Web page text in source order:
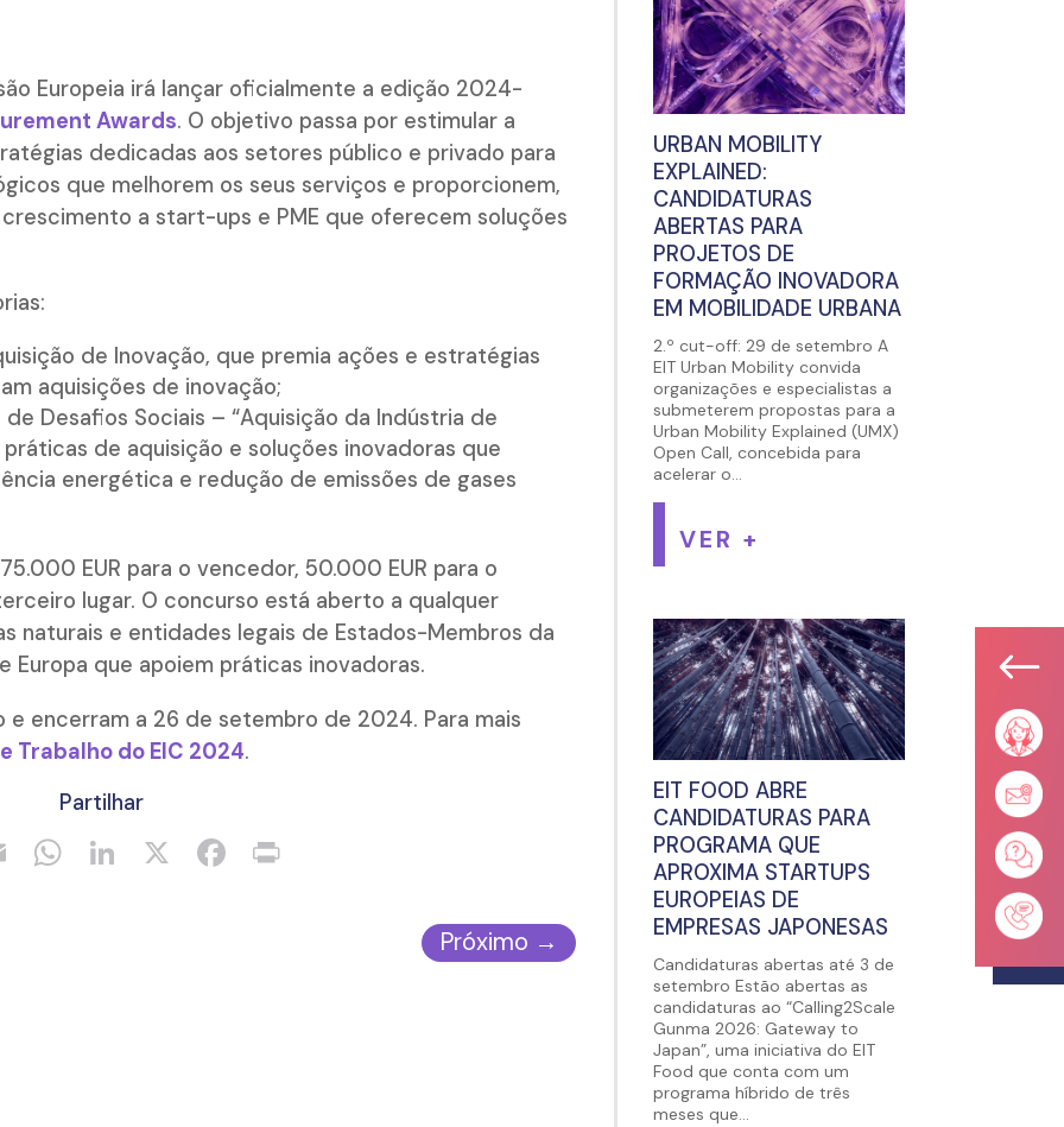
Europeia irá lançar oficialmente a edição 2024-
Awards. O objetivo passa por estimular a
dedicadas aos setores público e privado para
que melhorem os seus serviços e proporcionem,
a start-ups e PME que oferecem soluções
de Inovação, que premia ações e estratégias
aquisições de inovação;
Desafios Sociais – “Aquisição da Indústria de
de aquisição e soluções inovadoras que
energética e redução de emissões de gases
EUR para o vencedor, 50.000 EUR para o
lugar. O concurso está aberto a qualquer
naturais e entidades legais de Estados-Membros da
Europa que apoiem práticas inovadoras.
e encerram a 26 de setembro de 2024. Para mais
Trabalho do EIC 2024.
Partilhar
Próximo →
URBAN MOBILITY
EXPLAINED:
CANDIDATURAS
ABERTAS PARA
PROJETOS DE
FORMAÇÃO INOVADORA
EM MOBILIDADE URBANA
2.º cut-off: 29 de setembro A
EIT Urban Mobility convida
organizações e especialistas a
submeterem propostas para a
Urban Mobility Explained (UMX)
Open Call, concebida para
acelerar o...
VER +
EIT FOOD ABRE
CANDIDATURAS PARA
PROGRAMA QUE
APROXIMA STARTUPS
EUROPEIAS DE
EMPRESAS JAPONESAS
Candidaturas abertas até 3 de
setembro Estão abertas as
candidaturas ao “Calling2Scale
Gunma 2026: Gateway to
Japan”, uma iniciativa do EIT
Food que conta com um
programa híbrido de três
meses que...
#